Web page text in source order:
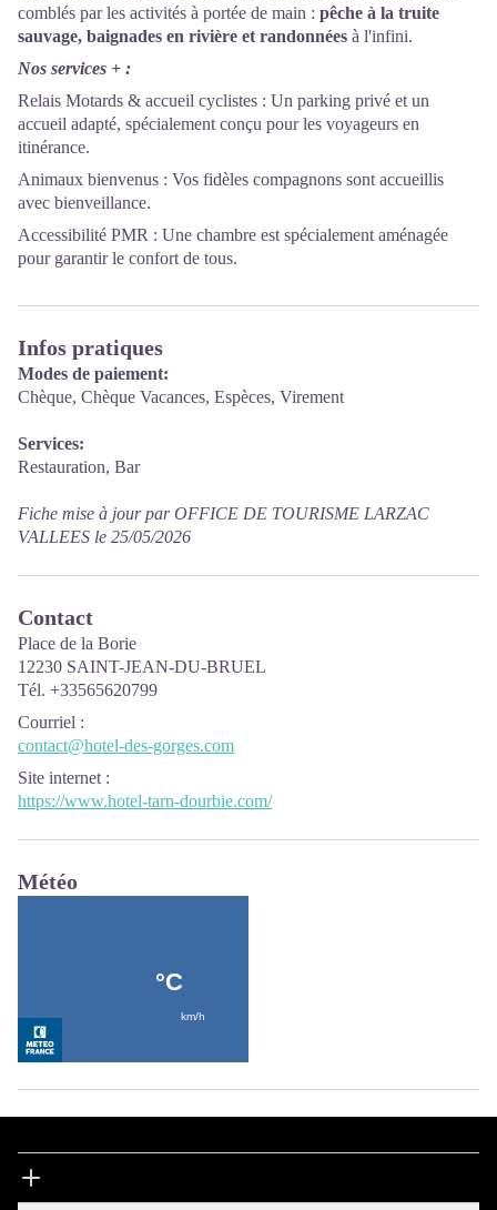
comblés par les activités à portée de main : pêche à la truite
sauvage, baignades en rivière et randonnées à l'infini.
Nos services + :
Relais Motards & accueil cyclistes : Un parking privé et un
accueil adapté, spécialement conçu pour les voyageurs en
itinérance.
Animaux bienvenus : Vos fidèles compagnons sont accueillis
avec bienveillance.
Accessibilité PMR : Une chambre est spécialement aménagée
pour garantir le confort de tous.
Infos pratiques
Modes de paiement:
Chèque, Chèque Vacances, Espèces, Virement
Services:
Restauration, Bar
Fiche mise à jour par OFFICE DE TOURISME LARZAC
VALLEES le 25/05/2026
Contact
Place de la Borie
12230 SAINT-JEAN-DU-BRUEL
Tél. +33565620799
Courriel :
contact@hotel-des-gorges.com
Site internet :
https://www.hotel-tarn-dourbie.com/
Météo